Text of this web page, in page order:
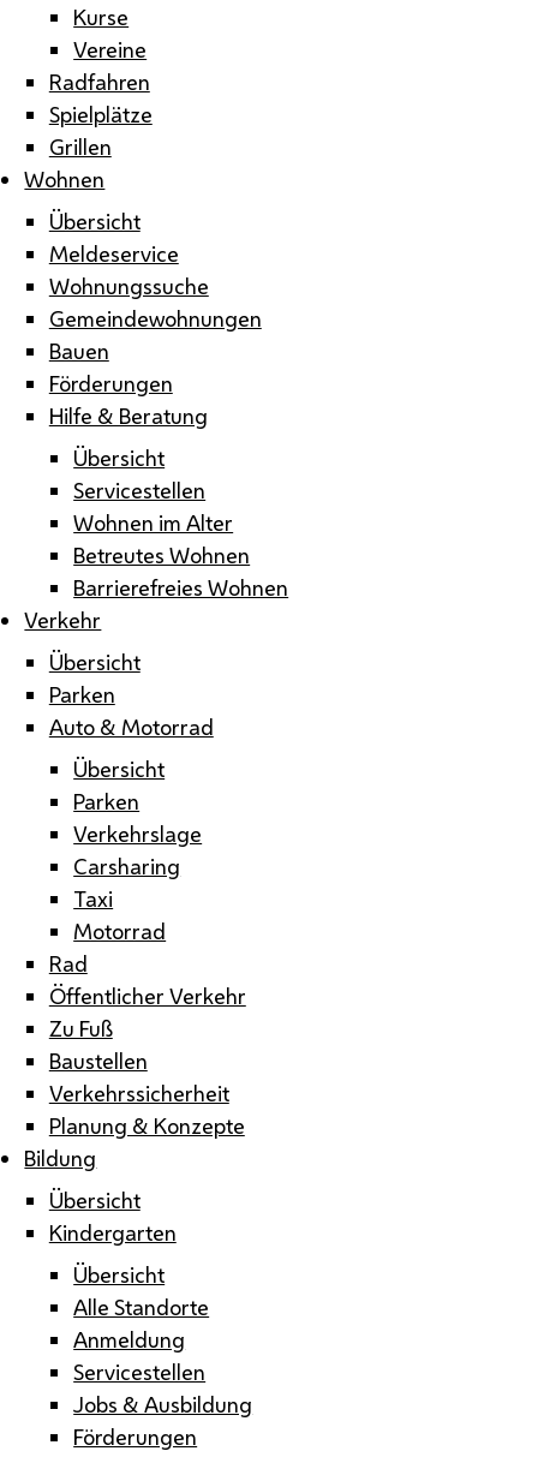
Kurse
Vereine
Radfahren
Spielplätze
Grillen
Wohnen
Übersicht
Meldeservice
Wohnungssuche
Gemeindewohnungen
Bauen
Förderungen
Hilfe & Beratung
Übersicht
Servicestellen
Wohnen im Alter
Betreutes Wohnen
Barrierefreies Wohnen
Verkehr
Übersicht
Parken
Auto & Motorrad
Übersicht
Parken
Verkehrslage
Carsharing
Taxi
Motorrad
Rad
Öffentlicher Verkehr
Zu Fuß
Baustellen
Verkehrssicherheit
Planung & Konzepte
Bildung
Übersicht
Kindergarten
Übersicht
Alle Standorte
Anmeldung
Servicestellen
Jobs & Ausbildung
Förderungen